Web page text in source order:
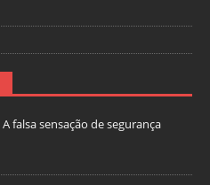
A falsa sensação de segurança